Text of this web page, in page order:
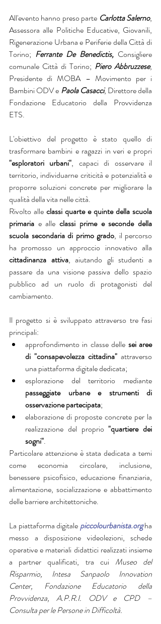
All'evento hanno preso parte Carlotta Salerno,
Assessora alle Politiche Educative, Giovanili,
Rigenerazione Urbana e Periferie della Città di
Torino; Ferrante De Benedictis, Consigliere
comunale Città di Torino; Piero Abbruzzese,
Presidente di MOBA – Movimento per i
Bambini ODV e Paola Casacci, Direttore della
Fondazione Educatorio della Provvidenza
ETS.
L'obiettivo del progetto è stato quello di
trasformare bambini e ragazzi in veri e propri
"esploratori urbani", capaci di osservare il
territorio, individuarne criticità e potenzialità e
proporre soluzioni concrete per migliorare la
qualità della vita nelle città.
Rivolto alle classi quarte e quinte della scuola
primaria e alle classi prime e seconde della
scuola secondaria di primo grado, il percorso
cittadinanza attiva, aiutando gli studenti a
passare da una visione passiva dello spazio
pubblico ad un ruolo di protagonisti del
cambiamento.
Il progetto si è sviluppato attraverso tre fasi
principali:
approfondimento in classe delle sei aree
di "consapevolezza cittadina" attraverso
una piattaforma digitale dedicata;
passeggiate urbane e strumenti di
osservazione partecipata;
elaborazione di proposte concrete per la
realizzazione del proprio "quartiere dei
sogni".
Particolare attenzione è stata dedicata a temi
come economia circolare, inclusione,
benessere psicofisico, educazione finanziaria,
alimentazione, socializzazione e abbattimento
delle barriere architettoniche.
La piattaforma digitale piccolourbanista.org ha
messo a disposizione videolezioni, schede
operative e materiali didattici realizzati insieme
a partner qualificati, tra cui Museo del
Risparmio, Intesa Sanpaolo Innovation
Center, Fondazione Educatorio della
Provvidenza, A.P.R.I. ODV e CPD –
Consulta per le Persone in Difficoltà.